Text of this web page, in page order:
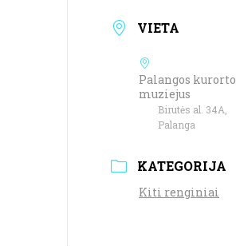
VIETA
Palangos kurorto
muziejus
Birutės al. 34A,
Palanga
KATEGORIJA
Kiti renginiai